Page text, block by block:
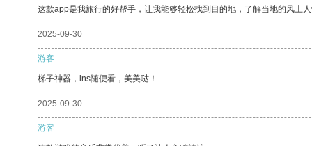
这款app是我旅行的好帮手，让我能够轻松找到目的地，了解当地的风土
2025-09-30
游客
梯子神器，ins随便看，美美哒！
2025-09-30
游客